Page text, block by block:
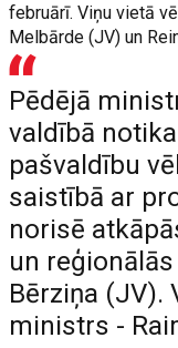
februārī. Viņu vietā
Melbārde (JV) un
Pēdējā
valdībā
pašvaldību
saistībā ar
norisē
un
Bērziņa (JV).
ministrs -